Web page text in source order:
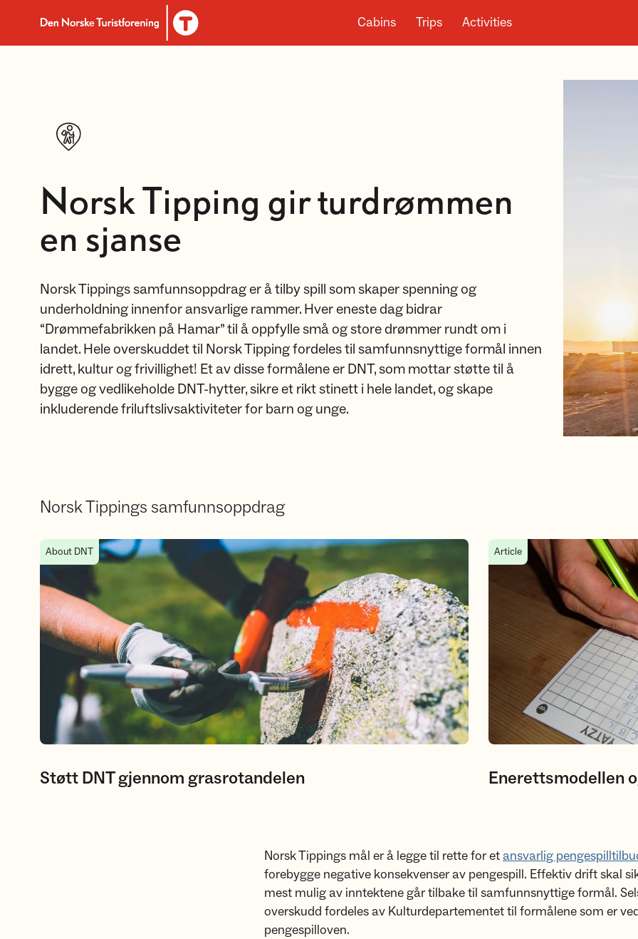
To DNT.no frontpage
Cabins Trips Activities
Norsk Tipping gir turdrømmen
en sjanse
Norsk Tippings samfunnsoppdrag er å tilby spill som skaper spenning og
underholdning innenfor ansvarlige rammer. Hver eneste dag bidrar
“Drømmefabrikken på Hamar” til å oppfylle små og store drømmer rundt om i
landet. Hele overskuddet til Norsk Tipping fordeles til samfunnsnyttige formål innen
idrett, kultur og frivillighet! Et av disse formålene er DNT, som mottar støtte til å
bygge og vedlikeholde DNT-hytter, sikre et rikt stinett i hele landet, og skape
inkluderende friluftslivsaktiviteter for barn og unge.
Norsk Tippings samfunnsoppdrag
Støtt DNT gjennom grasrotandelen
About DNT
Støtt DNT gjennom grasrotandelen
Enerettsmodellen og ansvarlig
Article
Enerettsmodellen
Norsk Tippings mål er å legge til rette for etansvarlig
forebygge negative konsekvenser av pengespill. Effektiv drift skal
mest mulig av inntektene går tilbake til samfunnsnyttige formål.
overskudd fordeles av Kulturdepartementet til formålene som er
pengespilloven.